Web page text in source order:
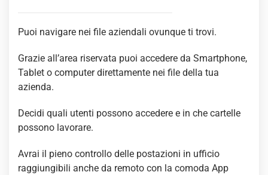
Puoi navigare nei file aziendali ovunque ti trovi.
Grazie all’area riservata puoi accedere da Smartphone,
Tablet o computer direttamente nei file della tua
azienda.
Decidi quali utenti possono accedere e in che cartelle
possono lavorare.
Avrai il pieno controllo delle postazioni in ufficio
raggiungibili anche da remoto con la comoda App